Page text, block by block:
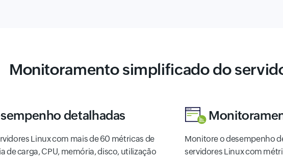
Monitoramento simplificado do
detalhadas
Linux com mais de 60 métricas de
de carga, CPU, memória, disco, utilização
Monitore o desempenho
servidores Linux com